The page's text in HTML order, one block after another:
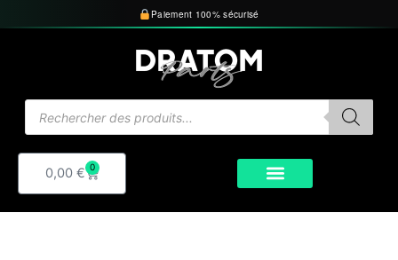
au
Paiement 100% sécurisé
de
0,00 € 0
Panier